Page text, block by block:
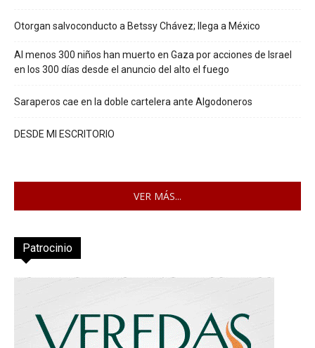
Otorgan salvoconducto a Betssy Chávez; llega a México
Al menos 300 niños han muerto en Gaza por acciones de Israel
en los 300 días desde el anuncio del alto el fuego
Saraperos cae en la doble cartelera ante Algodoneros
DESDE MI ESCRITORIO
VER MÁS...
Patrocinio